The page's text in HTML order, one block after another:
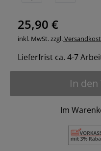
25,90 €
inkl. MwSt. zzgl.
Lieferfrist ca. 4-7
In
Im